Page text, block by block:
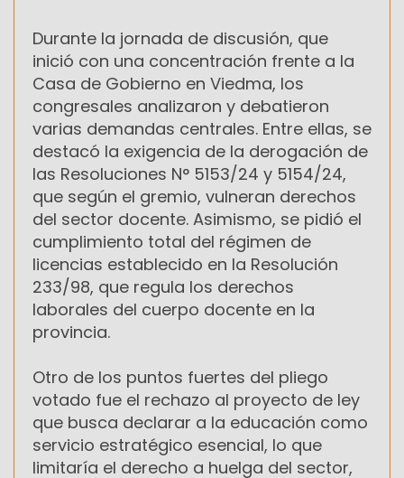
Durante la jornada de discusión, que
inició con una concentración frente a la
Casa de Gobierno en Viedma, los
congresales analizaron y debatieron
varias demandas centrales. Entre ellas, se
destacó la exigencia de la derogación de
las Resoluciones N° 5153/24 y 5154/24,
que según el gremio, vulneran derechos
del sector docente. Asimismo, se pidió el
cumplimiento total del régimen de
licencias establecido en la Resolución
233/98, que regula los derechos
laborales del cuerpo docente en la
provincia.
Otro de los puntos fuertes del pliego
votado fue el rechazo al proyecto de ley
que busca declarar a la educación como
servicio estratégico esencial, lo que
limitaría el derecho a huelga del sector,